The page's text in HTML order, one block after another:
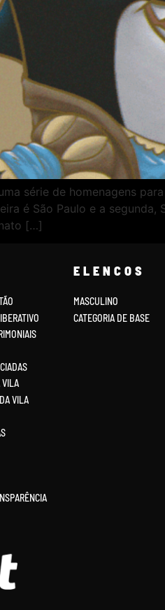
série de homenagens
é São Paulo e a
[…]
VILA
VILA
ELENCOS
MASCULINO
CATEGORIA DE BASE